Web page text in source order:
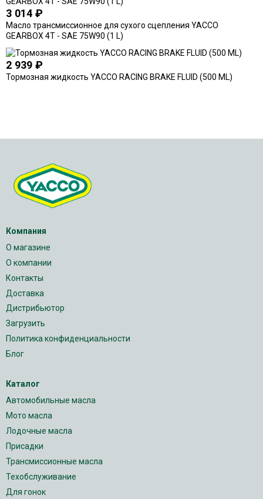
3 014 ₽
Масло трансмиссионное для сухого сцепления YACCO
GEARBOX 4T - SAE 75W90 (1 L)
2 939 ₽
Тормозная жидкость YACCO RACING BRAKE FLUID (500 ML)
Компания
О магазине
О компании
Контакты
Доставка
Дистрибьютор
Загрузить
Политика конфиденциальности
Блог
Каталог
Автомобильные масла
Мото масла
Лодочные масла
Присадки
Трансмиссионные масла
Техобслуживание
Для гонок